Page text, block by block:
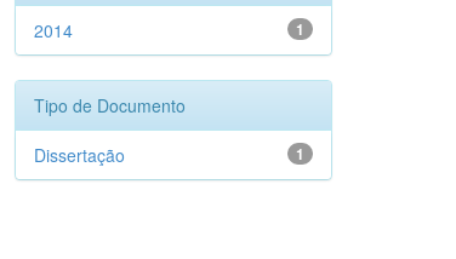
1
2014
Tipo de Documento
1
Dissertação